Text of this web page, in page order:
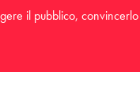
il pubblico,